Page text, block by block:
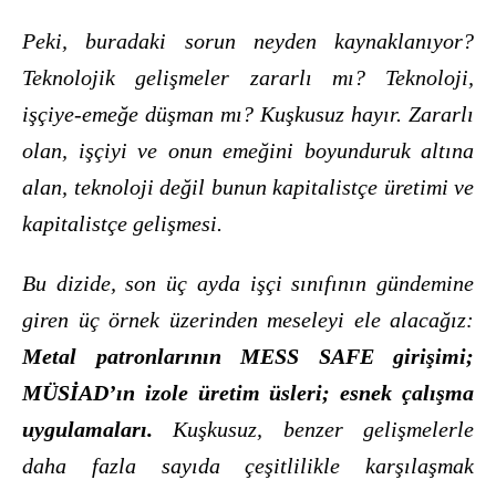
Peki, buradaki sorun neyden kaynaklanıyor?
Teknolojik gelişmeler zararlı mı? Teknoloji,
işçiye-emeğe düşman mı? Kuşkusuz hayır. Zararlı
olan, işçiyi ve onun emeğini boyunduruk altına
alan, teknoloji değil bunun kapitalistçe üretimi ve
kapitalistçe gelişmesi.
Bu dizide, son üç ayda işçi sınıfının gündemine
giren üç örnek üzerinden meseleyi ele alacağız:
Metal patronlarının MESS SAFE girişimi;
MÜSİAD’ın izole üretim üsleri; esnek çalışma
uygulamaları. Kuşkusuz, benzer gelişmelerle
daha fazla sayıda çeşitlilikle karşılaşmak